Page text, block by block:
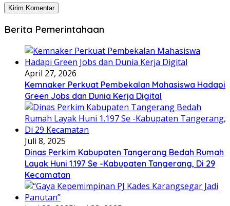
Berita Pemerintahaan
April 27, 2026
Kemnaker Perkuat Pembekalan Mahasiswa Hadapi
Green Jobs dan Dunia Kerja Digital
Juli 8, 2025
Dinas Perkim Kabupaten Tangerang Bedah Rumah
Layak Huni 1.197 Se -Kabupaten Tangerang, Di 29
Kecamatan